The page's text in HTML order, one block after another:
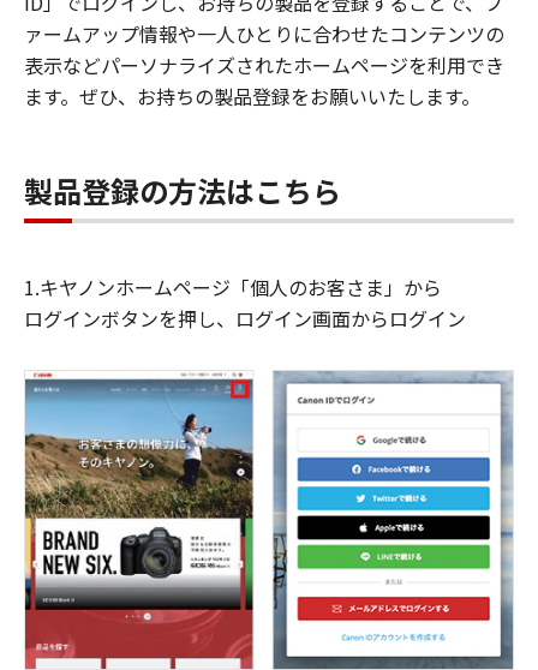
ァームアップ情報や一人ひとりに合わせたコンテンツの
表示などパーソナライズされたホームページを利用でき
ます。ぜひ、お持ちの製品登録をお願いいたします。
製品登録の方法はこちら
1.キヤノンホームページ「個人のお客さま」から
ログインボタンを押し、ログイン画面からログイン